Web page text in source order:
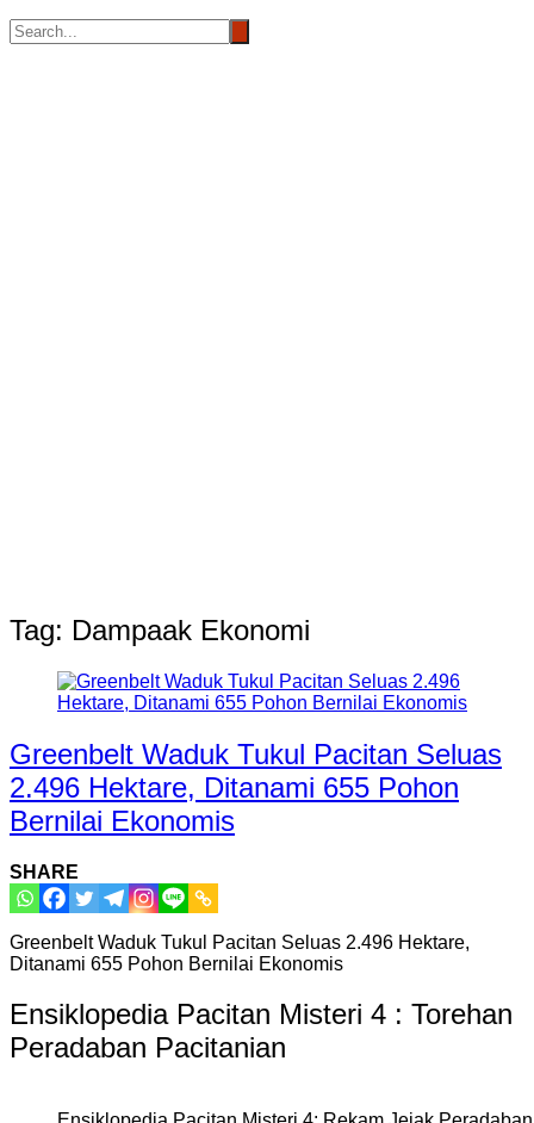
Tag: Dampaak Ekonomi
Greenbelt Waduk Tukul Pacitan Seluas
2.496 Hektare, Ditanami 655 Pohon
Bernilai Ekonomis
SHARE
Greenbelt Waduk Tukul Pacitan Seluas 2.496 Hektare,
Ditanami 655 Pohon Bernilai Ekonomis
Ensiklopedia Pacitan Misteri 4 : Torehan
Peradaban Pacitanian